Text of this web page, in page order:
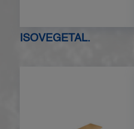
ISOVEGETAL.